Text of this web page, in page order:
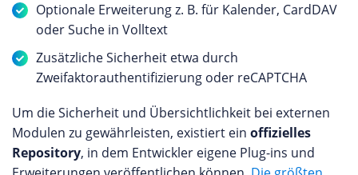
Optionale Erweiterung z. B. für Kalender, CardDAV
oder Suche in Volltext
Zusätzliche Sicherheit etwa durch
Zweifaktorauthentifizierung oder reCAPTCHA
Um die Sicherheit und Übersichtlichkeit bei externen
Modulen zu gewährleisten, existiert ein offizielles
Repository, in dem Entwickler eigene Plug-ins und